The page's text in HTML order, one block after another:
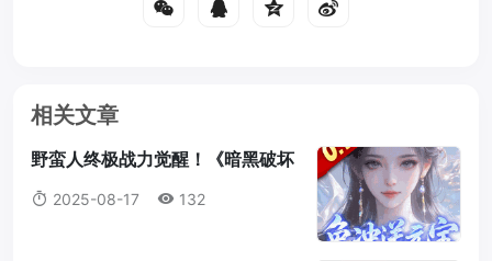
相关文章
野蛮人终极战力觉醒！《暗黑破坏
神2：重制版》符文之语最强搭配
指南
2025-08-17 132